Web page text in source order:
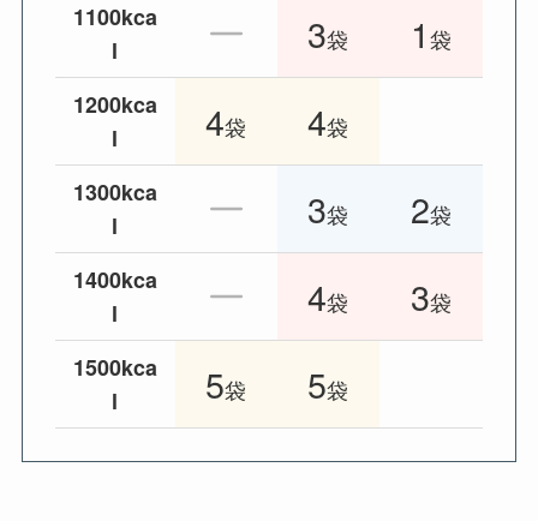
1100kca
l
3袋 1 袋
1200kca
l
4袋 4袋
1300kca
l
3袋 2袋
1400kca
l
4袋 3袋
1500kca
l
5袋 5袋